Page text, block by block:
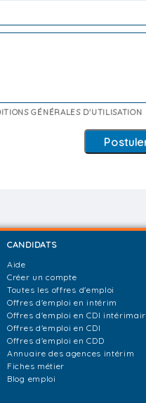
GÉNÉRALES D'UTILISATION
CANDIDATS
Aide
Créer un compte
Toutes les offres d'emploi
Offres d'emploi en intérim
Offres d'emploi en CDI
Offres d'emploi en CDI
Offres d'emploi en CDD
Annuaire des agences intérim
Fiches métier
Blog emploi